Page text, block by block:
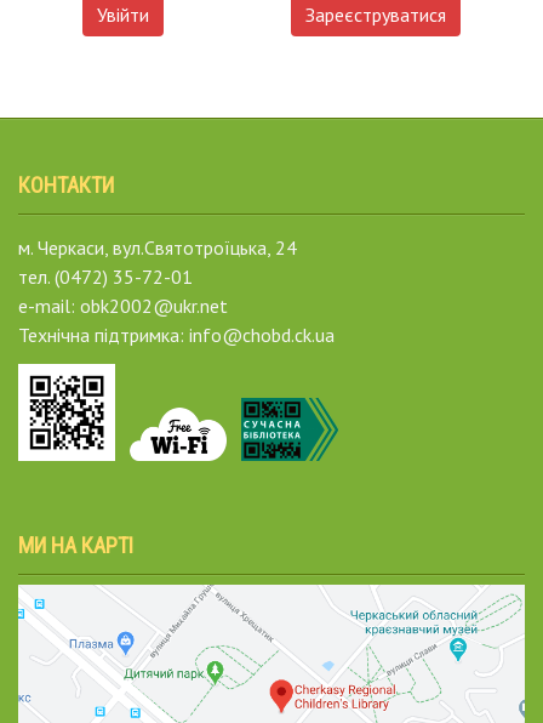
Увійти Зареєструватися
КОНТАКТИ
м. Черкаси, вул.Святотроїцька, 24
тел. (0472) 35-72-01
e-mail: obk2002@ukr.net
Технічна підтримка: info@chobd.ck.ua
МИ НА КАРТІ